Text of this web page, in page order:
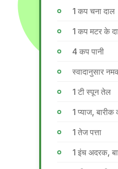
1 कप चना दाल
1 कप मटर के
4 कप पानी
स्वादानुसार
1 टी स्पून तेल
1 प्याज,
1 तेज पत्ता
1 इंच अदरक,